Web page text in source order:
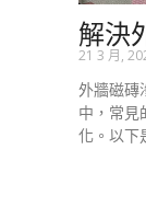
解決
21 3 月,
外牆磁磚
中，常見
化。以下